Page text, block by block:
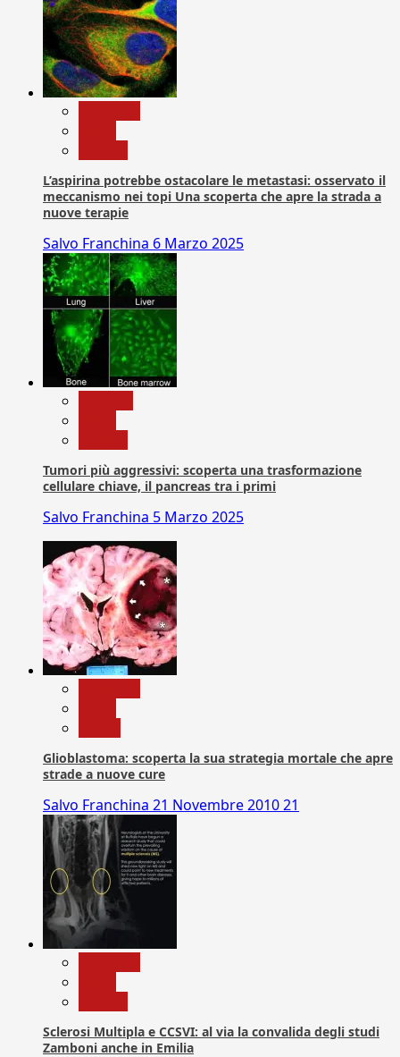
L’aspirina potrebbe ostacolare le metastasi: osservato il
meccanismo nei topi Una scoperta che apre la strada a
nuove terapie
Salvo Franchina 6 Marzo 2025
Tumori più aggressivi: scoperta una trasformazione
cellulare chiave, il pancreas tra i primi
Salvo Franchina 5 Marzo 2025
Glioblastoma: scoperta la sua strategia mortale che apre
strade a nuove cure
Salvo Franchina 21 Novembre 201021
Sclerosi Multipla e CCSVI: al via la convalida degli studi
Zamboni anche in Emilia